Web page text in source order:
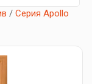
/ Серия Apollo